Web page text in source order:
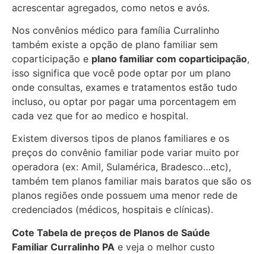
acrescentar agregados, como netos e avós.
Nos convênios médico para família Curralinho
também existe a opção de plano familiar sem
coparticipação e plano familiar com coparticipação,
isso significa que você pode optar por um plano
onde consultas, exames e tratamentos estão tudo
incluso, ou optar por pagar uma porcentagem em
cada vez que for ao medico e hospital.
Existem diversos tipos de planos familiares e os
preços do convênio familiar pode variar muito por
operadora (ex: Amil, Sulamérica, Bradesco…etc),
também tem planos familiar mais baratos que são os
planos regiões onde possuem uma menor rede de
credenciados (médicos, hospitais e clínicas).
Cote Tabela de preços de Planos de Saúde
Familiar Curralinho PA e veja o melhor custo